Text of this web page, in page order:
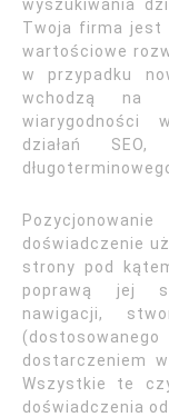
wyszukiwania
Twoja firma jest
wartościowe
w przypadku
wchodzą na
wiarygodności
działań
doświadczenie
strony pod
poprawą jej
nawigacji,
dostarczeniem
Wszystkie te
doświadczenia